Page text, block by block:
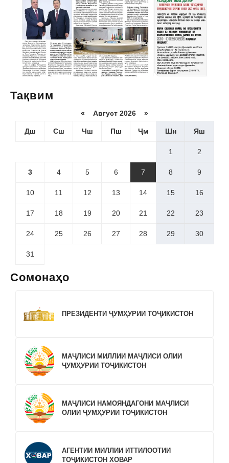
Тақвим
« Август 2026 »
Дш Сш Чш Пш Ҷм Шн Яш
1 2
3 4 5 6 7 8 9
10 11 12 13 14 15 16
17 18 19 20 21 22 23
24 25 26 27 28 29 30
31
Сомонаҳо
ПРЕЗИДЕНТИ ҶУМҲУРИИ ТОҶИКИСТОН
МАҶЛИСИ МИЛЛИИ МАҶЛИСИ ОЛИИ
ҶУМҲУРИИ ТОҶИКИСТОН
МАҶЛИСИ НАМОЯНДАГОНИ МАҶЛИСИ
ОЛИИ ҶУМҲУРИИ ТОҶИКИСТОН
АГЕНТИИ МИЛЛИИ ИТТИЛООТИИ
ТОҶИКИСТОН ХОВАР